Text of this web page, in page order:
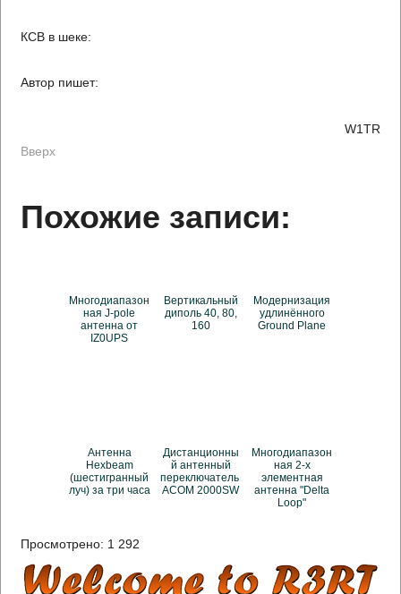
КСВ в шеке:
Автор пишет:
W1TR
Вверх
Похожие записи:
Многодиапазон
ная J-pole
антенна от
IZ0UPS
Вертикальный
диполь 40, 80,
160
Модернизация
удлинённого
Ground Plane
Антенна
Hexbeam
(шестигранный
луч) за три часа
Дистанционны
й антенный
переключатель
ACOM 2000SW
Многодиапазон
ная 2-х
элементная
антенна "Delta
Loop"
Просмотрено: 1 292